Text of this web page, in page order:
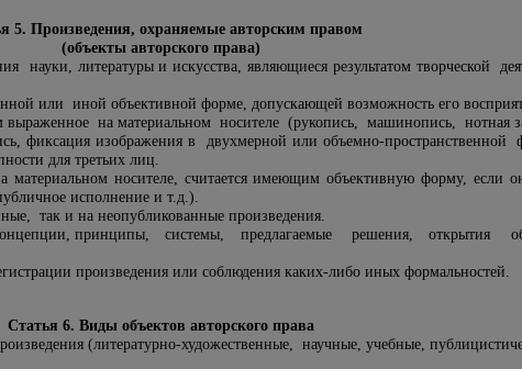
5. Произведения, охраняемые авторским правом
(объекты авторского права)
литературы и искусства, являющиеся результатом творческой
или иной объективной форме, допускающей возможность его
на материальном носителе (рукопись, машинопись, нотная
фиксация изображения в двухмерной или объемно-пространственной
для третьих лиц.
носителе, считается имеющим объективную форму, если
исполнение и т.д.).
так и на неопубликованные произведения.
принципы, системы, предлагаемые решения, открытия
произведения или соблюдения каких-либо иных формальностей.
Статья 6. Виды объектов авторского права
(литературно-художественные, научные, учебные,